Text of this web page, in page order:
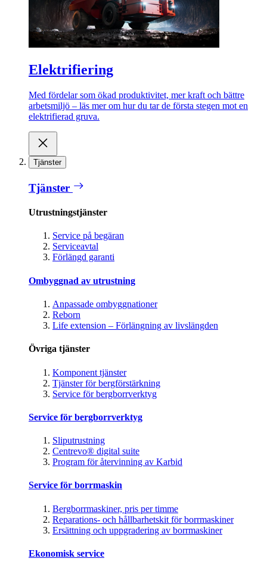
Elektrifiering
Med fördelar som ökad produktivitet, mer kraft och bättre
arbetsmiljö – läs mer om hur du tar de första stegen mot en
elektrifierad gruva.
Tjänster
Tjänster
Utrustningstjänster
Service på begäran
Serviceavtal
Förlängd garanti
Ombyggnad av utrustning
Anpassade ombyggnationer
Reborn
Life extension – Förlängning av livslängden
Övriga tjänster
Komponent tjänster
Tjänster för bergförstärkning
Service för bergborrverktyg
Service för bergborrverktyg
Sliputrustning
Centrevo® digital suite
Program för återvinning av Karbid
Service för borrmaskin
Bergborrmaskiner, pris per timme
Reparations- och hållbarhetskit för borrmaskiner
Ersättning och uppgradering av borrmaskiner
Ekonomisk service